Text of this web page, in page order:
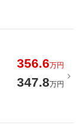
356.6万円
347.8万円